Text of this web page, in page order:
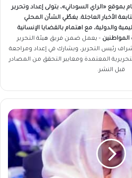
«الراي السوداني»، يتولى إعداد وتحرير
الأخبار العاجلة. يغطّي الشأن المحلي
والدولية، مع اهتمام بالقضايا الإنسانية
المواطنين - يعمل ضمن فريق هيئة التحرير
رئيس التحرير، ويشارك في إعداد ومراجعة
المعتمدة ومعايير التحقق من المصادر
قبل النشر.